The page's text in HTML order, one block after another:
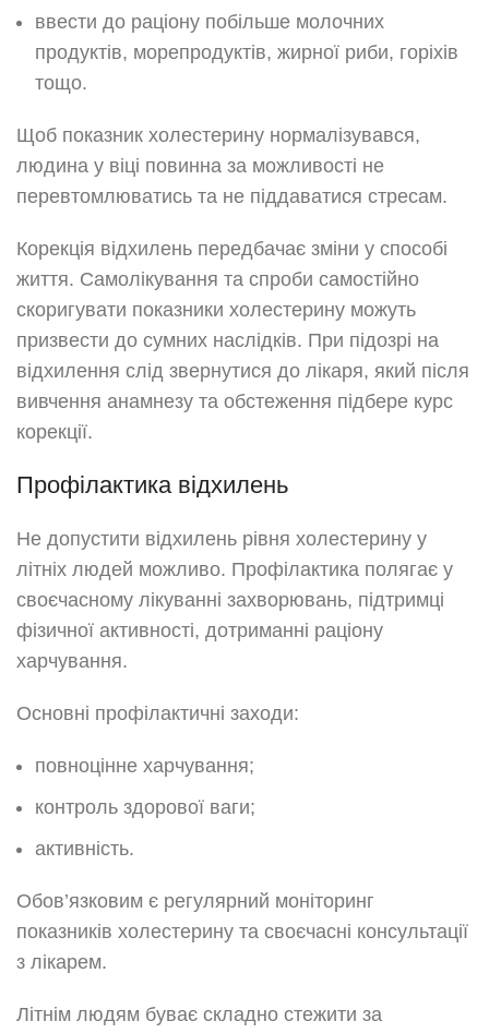
ввести до раціону побільше молочних
продуктів, морепродуктів, жирної риби, горіхів
тощо.
Щоб показник холестерину нормалізувався,
людина у віці повинна за можливості не
перевтомлюватись та не піддаватися стресам.
Корекція відхилень передбачає зміни у способі
життя. Самолікування та спроби самостійно
скоригувати показники холестерину можуть
призвести до сумних наслідків. При підозрі на
відхилення слід звернутися до лікаря, який після
вивчення анамнезу та обстеження підбере курс
корекції.
Профілактика відхилень
Не допустити відхилень рівня холестерину у
літніх людей можливо. Профілактика полягає у
своєчасному лікуванні захворювань, підтримці
фізичної активності, дотриманні раціону
харчування.
Основні профілактичні заходи:
повноцінне харчування;
контроль здорової ваги;
активність.
Обов’язковим є регулярний моніторинг
показників холестерину та своєчасні консультації
з лікарем.
Літнім людям буває складно стежити за